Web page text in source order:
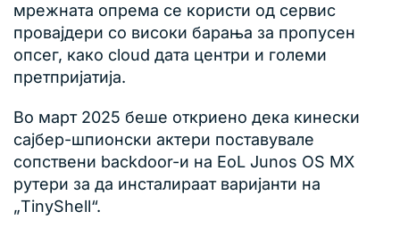
мрежната опрема се користи од сервис
провајдери со високи барања за пропусен
опсег, како cloud дата центри и големи
претпријатија.
Во март 2025 беше откриено дека кинески
сајбер-шпионски актери поставувале
сопствени backdoor-и на EoL Junos OS MX
рутери за да инсталираат варијанти на
„TinyShell“.